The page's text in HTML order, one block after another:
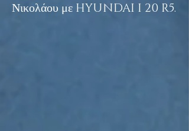
Νικολάου με HYUNDAI I 20 R5.